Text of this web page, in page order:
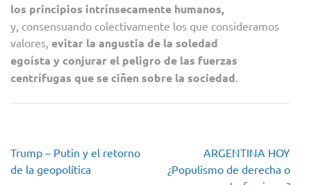
los principios intrínsecamente humanos,
y, consensuando colectivamente los que consideramos
valores, evitar la angustia de la soledad
egoísta y conjurar el peligro de las fuerzas
centrífugas que se ciñen sobre la sociedad.
Navegación
de
Trump – Putin y el retorno
de la geopolítica
ARGENTINA HOY
¿Populismo de derecha o